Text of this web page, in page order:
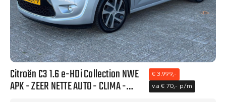
Citroën C3 1.6 e-HDi Collection NWE
APK - ZEER NETTE AUTO - CLIMA -
€ 3.999,-
v.a € 70,- p/m